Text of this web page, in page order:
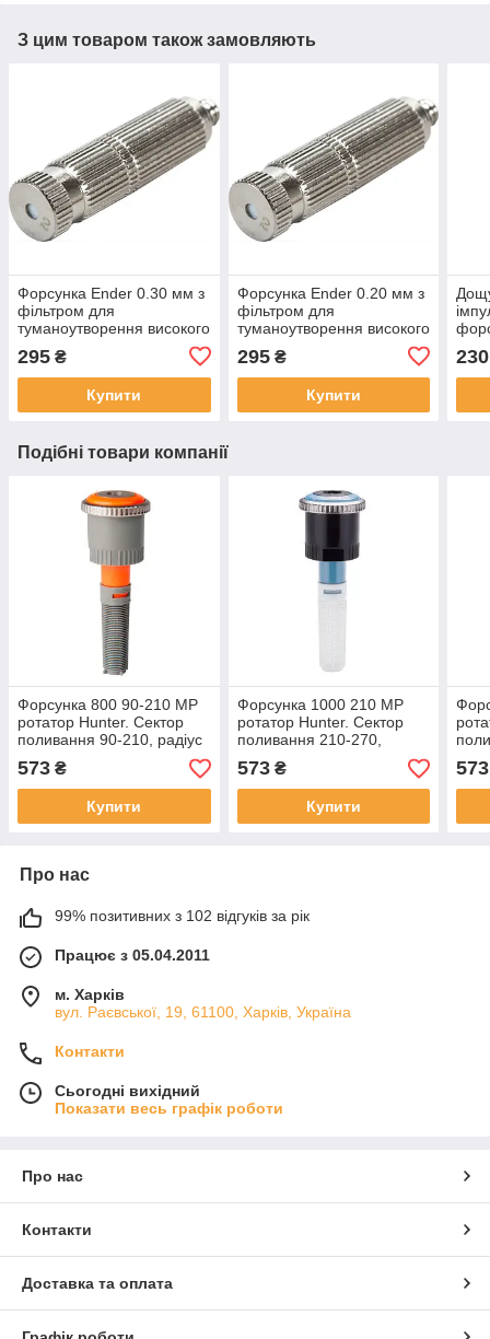
З цим товаром також замовляють
Форсунка Ender 0.30 мм з
фільтром для
туманоутворення високого
295 ₴
Купити
Форсунка Ender 0.20 мм з
фільтром для
туманоутворення високого
295₴
Купити
230
Подібні товари компанії
Форсунка 800 90-210 MP
ротатор Hunter. Сектор
поливання 90-210, радіус
поливання 1,8-3,5 м.
573 ₴
Купити
Форсунка 1000 210 МР
ротатор Hunter. Сектор
поливання 210-270,
радіус поливання 2,5-4,5
м.
573₴
Купити
573
Про нас
99% позитивних з 102 відгуків за рік
Працює з 05.04.2011
м. Харків
вул. Раєвської, 19, 61100, Харків, Україна
Контакти
Сьогодні вихідний
Показати весь графік роботи
Про нас
Контакти
Доставка та оплата